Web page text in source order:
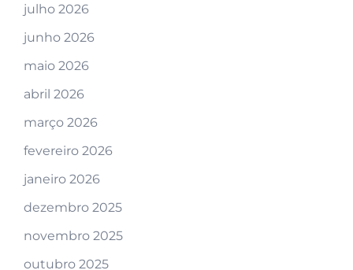
julho 2026
junho 2026
maio 2026
abril 2026
março 2026
fevereiro 2026
janeiro 2026
dezembro 2025
novembro 2025
outubro 2025